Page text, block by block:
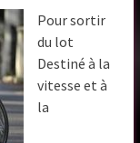
Pour sortir
du lot
Destiné à la
vitesse et à
la